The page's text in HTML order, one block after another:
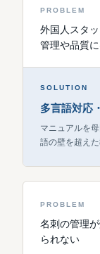
PROBLEM
外国人スタ
管理や品質
SOLUTION
多言語対応
マニュアルを
語の壁を超えた
PROBLEM
名刺の管理
られない